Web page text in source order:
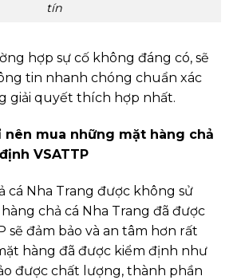
tín
hợp sự cố không đáng có, sẽ
tin nhanh chóng chuẩn xác
giải quyết thích hợp nhất.
nên mua những mặt hàng chả
VSATTP
cá Nha Trang được không sử
chả cá Nha Trang đã được
sẽ đảm bảo và an tâm hơn rất
hàng đã được kiểm định như
được chất lượng, thành phần